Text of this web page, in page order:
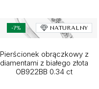
-7% NATURALNY
Pierścionek obrączkowy z
diamentami z białego złota
OB922BB 0.34 ct